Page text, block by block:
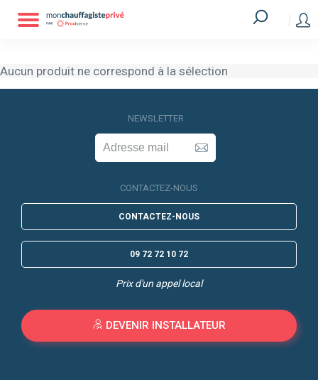
Aucun produit ne correspond à la sélection
NEWSLETTER
CONTACTEZ-NOUS
CONTACTEZ-NOUS
09 72 72 10 72
Prix d'un appel local
DEVENIR INSTALLATEUR